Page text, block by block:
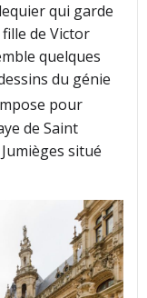
qui garde
de Victor
quelques
du génie
pour
de Saint
situé